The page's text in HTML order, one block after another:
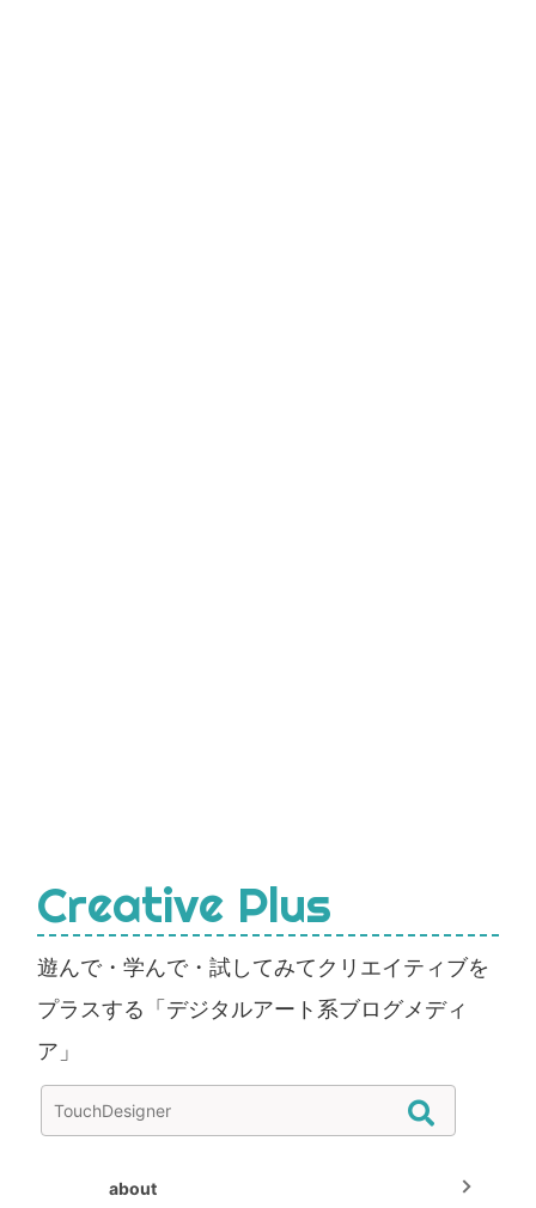
Creative Plus
遊んで・学んで・試してみてクリエイティブを
プラスする「デジタルアート系ブログメディ
ア」
about